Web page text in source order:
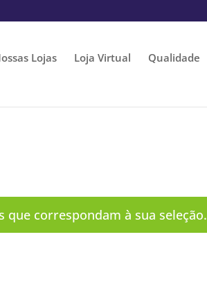
Lojas Loja Virtual Qualidade
correspondam à sua seleção.